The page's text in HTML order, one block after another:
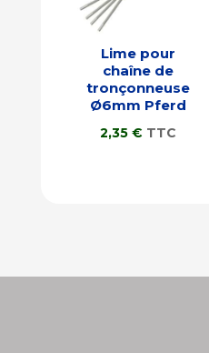
Lime pour
chaîne de
tronçonneuse
Ø6mm Pferd
2,35 € TTC